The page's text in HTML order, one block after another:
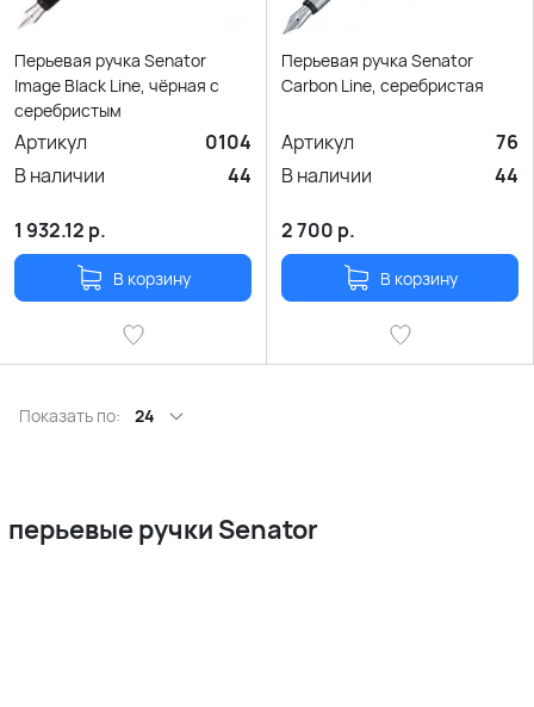
Перьевая ручка Senator
Image Black Line, чёрная с
серебристым
Артикул
0104
В наличии
44
1 932.12 р.
В корзину
Перьевая ручка Senator
Carbon Line, серебристая
Артикул
76
В наличии
44
2 700 р.
В корзину
Показать по: 24
перьевые ручки Senator